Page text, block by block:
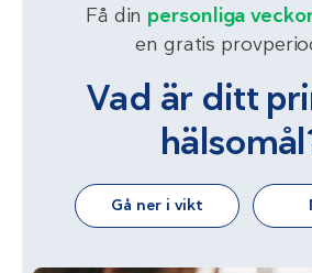
Få din personliga
en gratis
Vad är ditt
Gå ner i vikt